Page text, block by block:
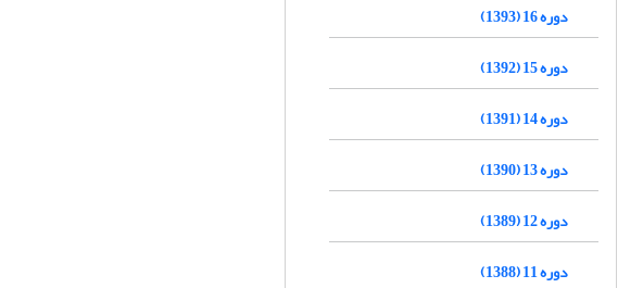
دوره 16 (1393)
دوره 15 (1392)
دوره 14 (1391)
دوره 13 (1390)
دوره 12 (1389)
دوره 11 (1388)